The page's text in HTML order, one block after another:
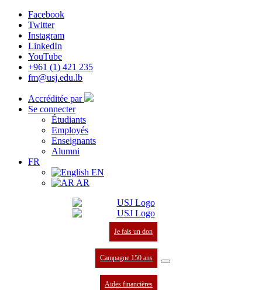
Facebook
Twitter
Instagram
LinkedIn
YouTube
+961 (1) 421 235
fm@usj.edu.lb
Accréditée par
Se connecter
Étudiants
Employés
Enseignants
Alumni
FR
EN
AR
Je fais un don
Campagne 150 ans
Aides financières